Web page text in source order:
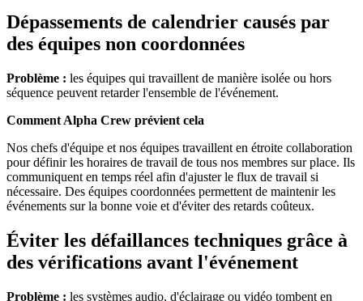
Dépassements de calendrier causés par
des équipes non coordonnées
Problème : les équipes qui travaillent de manière isolée ou hors
séquence peuvent retarder l'ensemble de l'événement.
Comment Alpha Crew prévient cela
Nos chefs d'équipe et nos équipes travaillent en étroite collaboration
pour définir les horaires de travail de tous nos membres sur place. Ils
communiquent en temps réel afin d'ajuster le flux de travail si
nécessaire. Des équipes coordonnées permettent de maintenir les
événements sur la bonne voie et d'éviter des retards coûteux.
Éviter les défaillances techniques grâce à
des vérifications avant l'événement
Problème : les systèmes audio, d'éclairage ou vidéo tombent en